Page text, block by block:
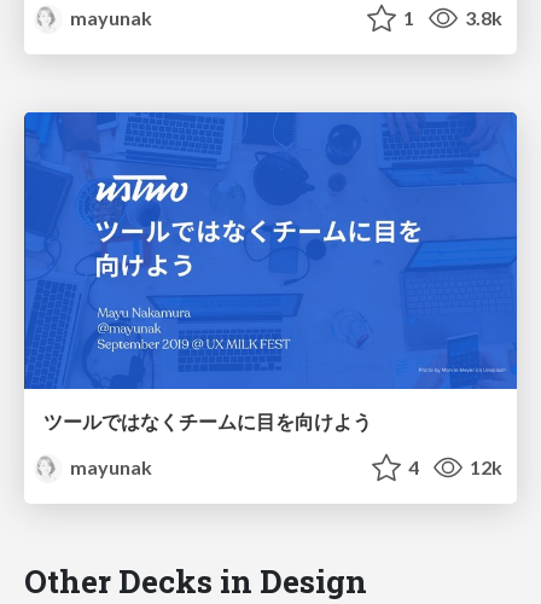
mayunak
1 3.8k
ツールではなくチームに目を向けよう
mayunak
4 12k
Other Decks in Design